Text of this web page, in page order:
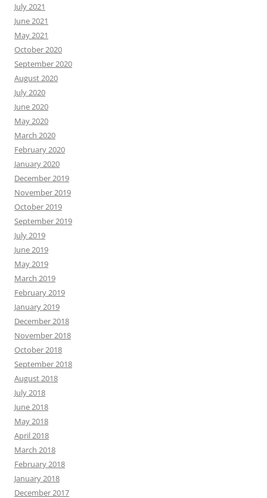
July 2021
June 2021
May 2021
October 2020
September 2020
August 2020
July 2020
June 2020
May 2020
March 2020
February 2020
January 2020
December 2019
November 2019
October 2019
September 2019
July 2019
June 2019
May 2019
March 2019
February 2019
January 2019
December 2018
November 2018
October 2018
September 2018
August 2018
July 2018
June 2018
May 2018
April 2018
March 2018
February 2018
January 2018
December 2017